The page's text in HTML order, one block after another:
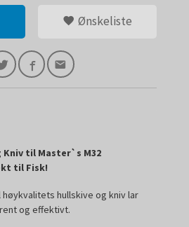
Ønskeliste
Kniv til Master`s M32
til Fisk!
høykvalitets hullskive og kniv lar
og effektivt.